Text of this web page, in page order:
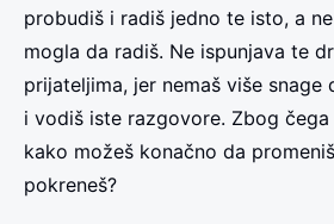
probudiš i radiš jedno te isto, a
mogla da radiš. Ne ispunjava te
prijateljima, jer nemaš više snage
i vodiš iste razgovore. Zbog
kako možeš konačno da
pokreneš?